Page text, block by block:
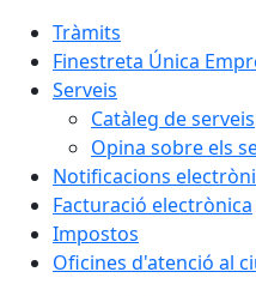
Tràmits
Finestreta Única
Serveis
Catàleg de serveis
Opina sobre els
Notificacions
Facturació electrònica
Impostos
Oficines d'atenció al